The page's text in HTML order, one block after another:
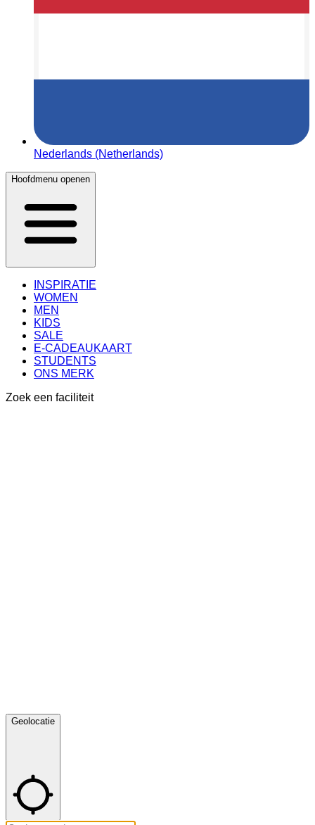
Nederlands (Netherlands)
Hoofdmenu openen
INSPIRATIE
WOMEN
MEN
KIDS
SALE
E-CADEAUKAART
STUDENTS
ONS MERK
Zoek een faciliteit
Geolocatie